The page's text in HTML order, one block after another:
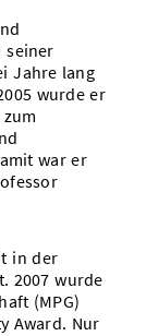
seiner
Jahre lang
wurde er
war er
in der
2007 wurde
(MPG)
Award. Nur